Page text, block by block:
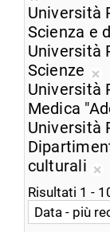
Rimuovi
dalla
ricerca
corrente
Università
Scienza e
Università
Scienze
Università
Medica
Università
culturali
Risultati 1 -